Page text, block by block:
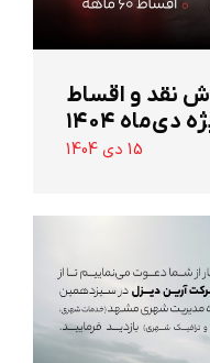
نقد و اقساط
۱۴۰۴
15 دی 1404